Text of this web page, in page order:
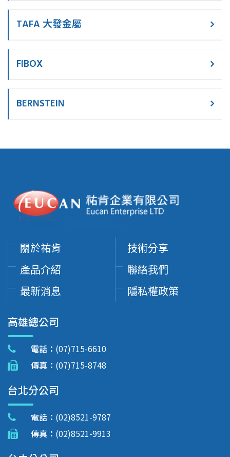
TAFA 大發金屬
FIBOX
BERNSTEIN
關於祐肯
產品介紹
最新消息
技術分享
聯絡我們
隱私權政策
高雄總公司
電話： (07)715-6610
傳真： (07)715-8748
台北分公司
電話： (02)8521-9787
傳真： (02)8521-9913